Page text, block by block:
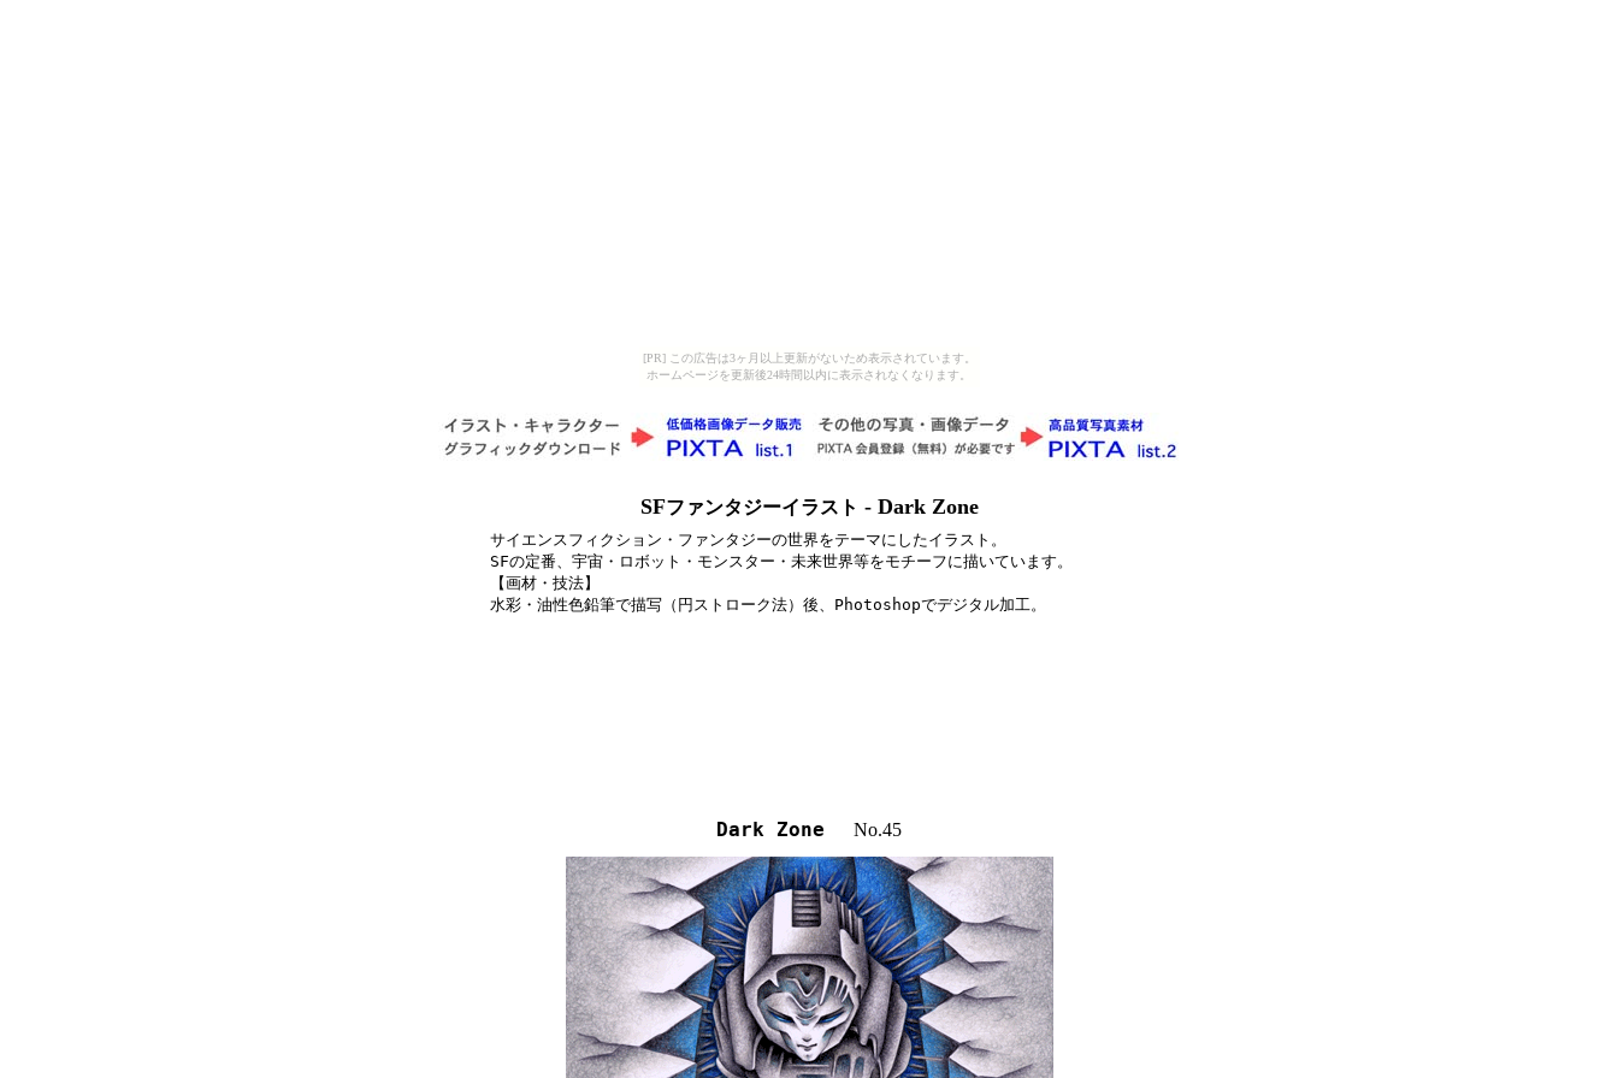
[PR] この広告は3ヶ月以上更新がないため表示されています。
ホームページを更新後24時間以内に表示されなくなります。
SFファンタジーイラスト - Dark Zone
サイエンスフィクション・ファンタジーの世界をテーマにしたイラスト。
SFの定番、宇宙・ロボット・モンスター・未来世界等をモチーフに描いています。
【画材・技法】
水彩・油性色鉛筆で描写（円ストローク法）後、Photoshopでデジタル加工。
Dark Zone No.45